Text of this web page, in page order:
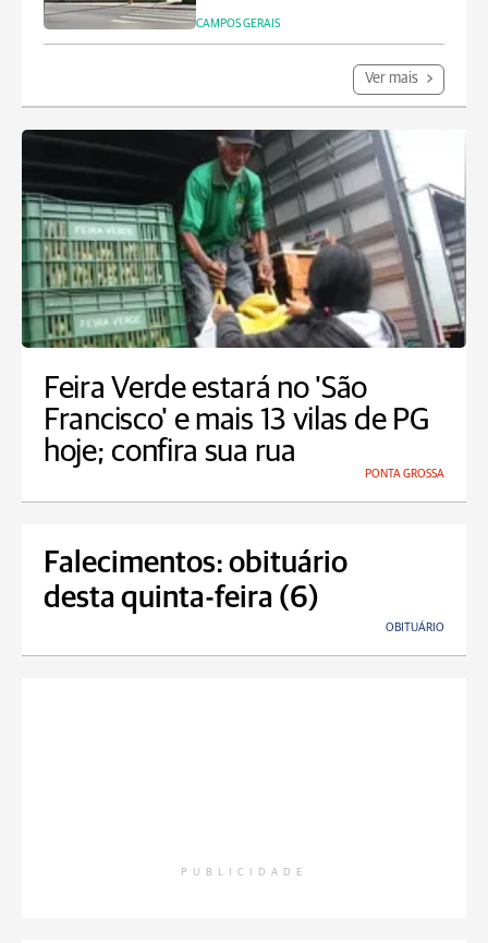
CAMPOS GERAIS
Ver mais
Feira Verde estará no 'São
Francisco' e mais 13 vilas de PG
hoje; confira sua rua
PONTA GROSSA
Falecimentos: obituário
desta quinta-feira (6)
OBITUÁRIO
PUBLICIDADE